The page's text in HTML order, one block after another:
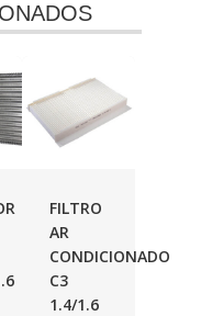
FILTRO
AR
CONDICIONADO
C3
1.4/1.6